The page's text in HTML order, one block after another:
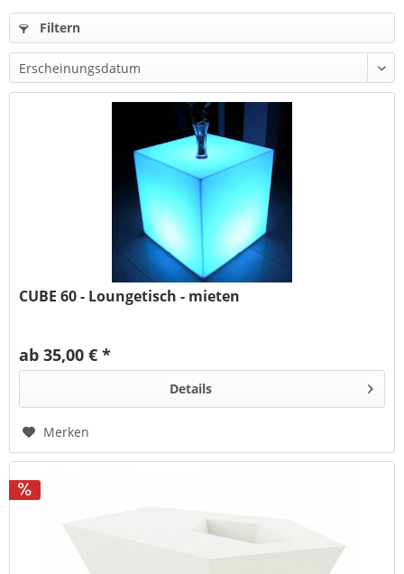
Filtern
CUBE 60 - Loungetisch - mieten
ab 35,00 € *
Details
Merken